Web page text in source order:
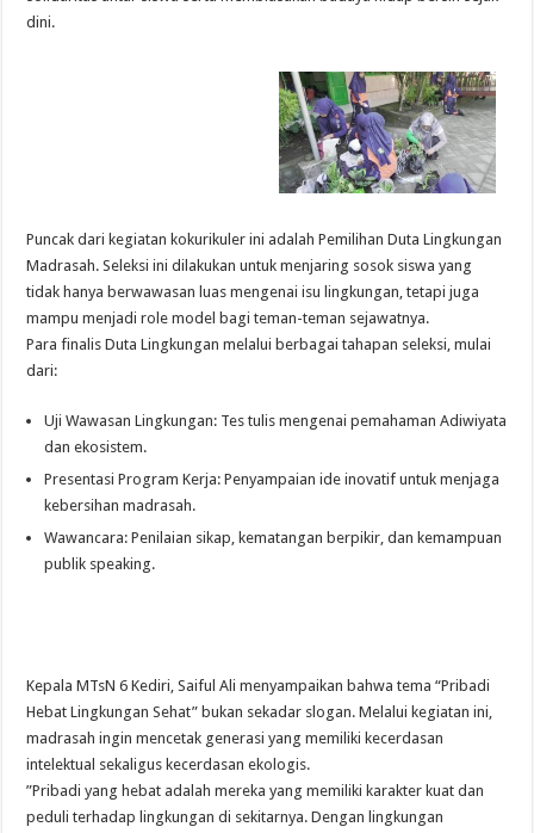
dini.
Puncak dari kegiatan kokurikuler ini adalah Pemilihan Duta Lingkungan
Madrasah. Seleksi ini dilakukan untuk menjaring sosok siswa yang
tidak hanya berwawasan luas mengenai isu lingkungan, tetapi juga
mampu menjadi role model bagi teman-teman sejawatnya.
​Para finalis Duta Lingkungan melalui berbagai tahapan seleksi, mulai
dari:
Uji Wawasan Lingkungan: Tes tulis mengenai pemahaman Adiwiyata
dan ekosistem.
​Presentasi Program Kerja: Penyampaian ide inovatif untuk menjaga
kebersihan madrasah.
Wawancara: Penilaian sikap, kematangan berpikir, dan kemampuan
publik speaking.
​Kepala MTsN 6 Kediri, Saiful Ali menyampaikan bahwa tema “Pribadi
Hebat Lingkungan Sehat” bukan sekadar slogan. Melalui kegiatan ini,
madrasah ingin mencetak generasi yang memiliki kecerdasan
intelektual sekaligus kecerdasan ekologis.
​”Pribadi yang hebat adalah mereka yang memiliki karakter kuat dan
peduli terhadap lingkungan di sekitarnya. Dengan lingkungan